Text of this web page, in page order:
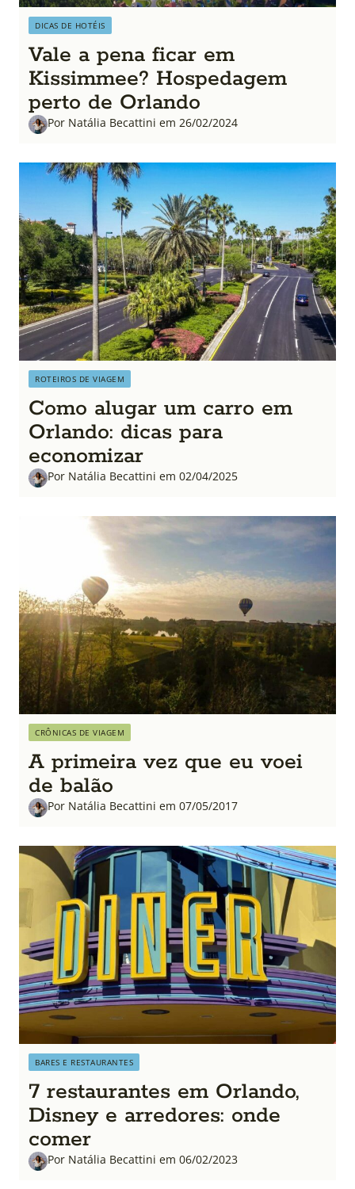
DICAS DE HOTÉIS
Vale a pena ficar em
Kissimmee? Hospedagem
perto de Orlando
Por Natália Becattini em 26/02/2024
ROTEIROS DE VIAGEM
Como alugar um carro em
Orlando: dicas para
economizar
Por Natália Becattini em 02/04/2025
CRÔNICAS DE VIAGEM
A primeira vez que eu voei
de balão
Por Natália Becattini em 07/05/2017
BARES E RESTAURANTES
7 restaurantes em Orlando,
Disney e arredores: onde
comer
Por Natália Becattini em 06/02/2023